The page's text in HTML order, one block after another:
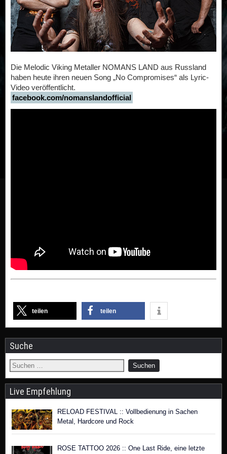
Die Melodic Viking Metaller NOMANS LAND aus Russland
haben heute ihren neuen Song „No Compromises“ als Lyric-
Video veröffentlicht.
facebook.com/nomanslandofficial
teilen teilen
Suche
Live Empfehlung
RELOAD FESTIVAL :: Vollbedienung in Sachen
Metal, Hardcore und Rock
ROSE TATTOO 2026 :: One Last Ride, eine letzte